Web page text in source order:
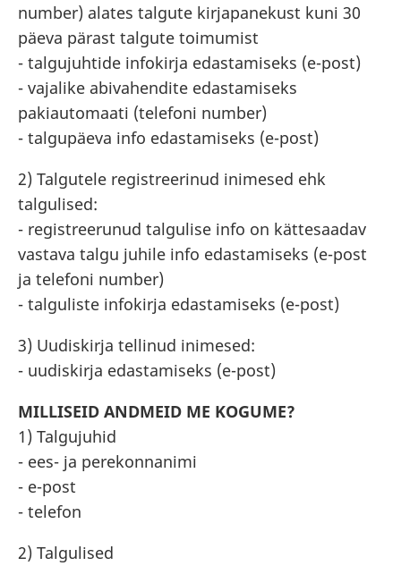
number) alates talgute kirjapanekust kuni 30
päeva pärast talgute toimumist
- talgujuhtide infokirja edastamiseks (e-post)
- vajalike abivahendite edastamiseks
pakiautomaati (telefoni number)
- talgupäeva info edastamiseks (e-post)
2) Talgutele registreerinud inimesed ehk
talgulised:
- registreerunud talgulise info on kättesaadav
vastava talgu juhile info edastamiseks (e-post
ja telefoni number)
- talguliste infokirja edastamiseks (e-post)
3) Uudiskirja tellinud inimesed:
- uudiskirja edastamiseks (e-post)
MILLISEID ANDMEID ME KOGUME?
1) Talgujuhid
- ees- ja perekonnanimi
- e-post
- telefon
2) Talgulised